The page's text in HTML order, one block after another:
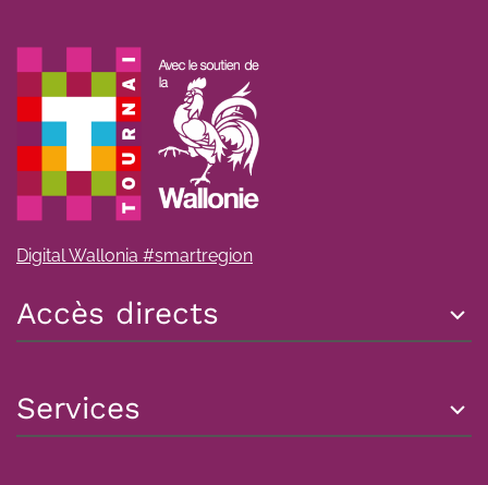
Digital Wallonia #smartregion
Accès directs
Services